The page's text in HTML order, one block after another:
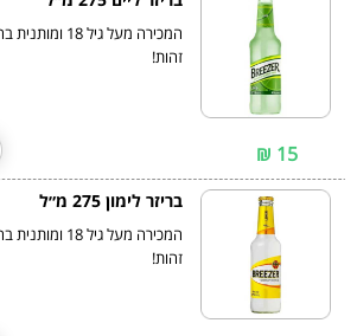
המכירה מעל גיל
זהות!
15 ₪
בריזר לימון 275 מ״ל
המכירה מעל גיל
זהות!